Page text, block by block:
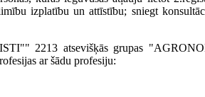
izplatību un attīstību; sniegt
2213 atsevišķās grupas
ar šādu profesiju: